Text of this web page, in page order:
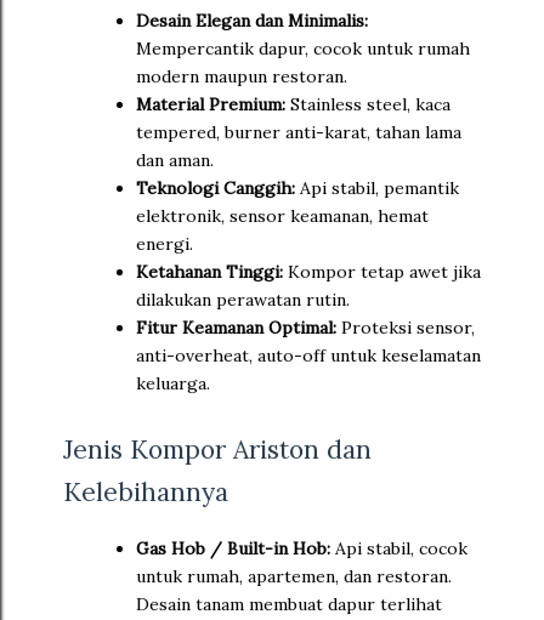
Desain Elegan dan Minimalis:
Mempercantik dapur, cocok untuk rumah
modern maupun restoran.
Material Premium: Stainless steel, kaca
tempered, burner anti-karat, tahan lama
dan aman.
Teknologi Canggih: Api stabil, pemantik
elektronik, sensor keamanan, hemat
energi.
Ketahanan Tinggi: Kompor tetap awet jika
dilakukan perawatan rutin.
Fitur Keamanan Optimal: Proteksi sensor,
anti-overheat, auto-off untuk keselamatan
keluarga.
Jenis Kompor Ariston dan
Kelebihannya
Gas Hob / Built-in Hob: Api stabil, cocok
untuk rumah, apartemen, dan restoran.
Desain tanam membuat dapur terlihat